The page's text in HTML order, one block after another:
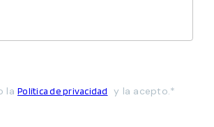
la Política de privacidad y la acepto.*